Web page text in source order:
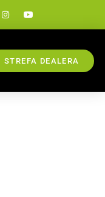
STREFA DEALERA